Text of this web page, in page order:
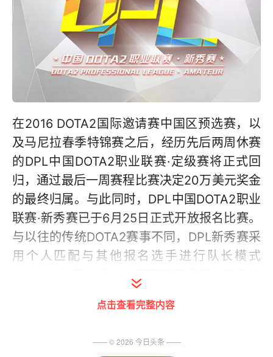
在2016 DOTA2国际邀请赛中国区预选赛，以
及马尼拉春季特锦赛之后，经历先后两周休赛
的DPL中国DOTA2职业联赛·定级赛将正式回
归，通过最后一周赛程比赛决定20万美元奖金
的最终归属。与此同时，DPL中国DOTA2职业
联赛·新秀赛已于6月25日正式开放报名比赛。
与以往的传统DOTA2赛事不同，DPL新秀赛采
用个人匹配与其他报名选手进行队长模式
（CW）比赛，通过比赛不断获得积分来争夺
点击查看完整内容
—— ©2026 今日头条 ——